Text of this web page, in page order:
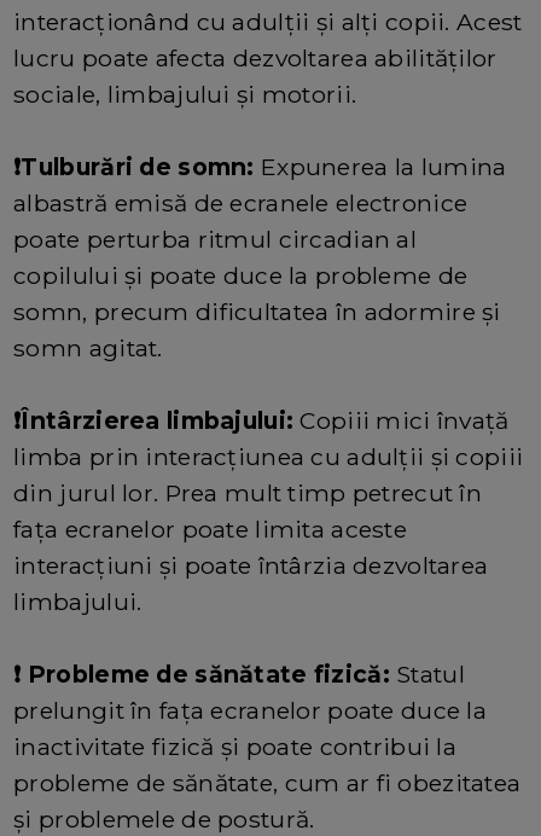
interacționând cu adulții și alți copii. Acest
lucru poate afecta dezvoltarea abilităților
sociale, limbajului și motorii.
❗Tulburări de somn: Expunerea la lumina
albastră emisă de ecranele electronice
poate perturba ritmul circadian al
copilului și poate duce la probleme de
somn, precum dificultatea în adormire și
somn agitat.
❗Întârzierea limbajului: Copiii mici învață
limba prin interacțiunea cu adulții și copiii
din jurul lor. Prea mult timp petrecut în
fața ecranelor poate limita aceste
interacțiuni și poate întârzia dezvoltarea
limbajului.
❗ Probleme de sănătate fizică: Statul
prelungit în fața ecranelor poate duce la
inactivitate fizică și poate contribui la
probleme de sănătate, cum ar fi obezitatea
și problemele de postură.